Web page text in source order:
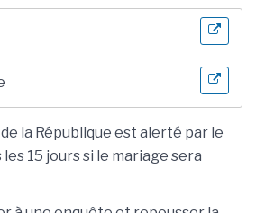
la République est alerté par le
15 jours si le mariage sera